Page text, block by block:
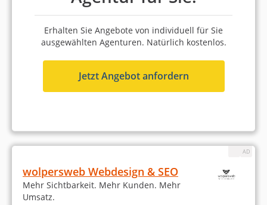
Düsseldorf
4,7
51 bis 100 Mitarbeiter
ab 4.000 Euro (einmaliges
Projektbudget)
Platz 3 in Düsseldorf 8,55 von 10
njoy online marketing
Erhalten Sie Angebote von individuell für Sie
ausgewählten Agenturen. Natürlich kostenlos.
Jetzt Angebot anfordern
wolpersweb Webdesign & SEO
Mehr Sichtbarkeit. Mehr Kunden. Mehr
Umsatz.